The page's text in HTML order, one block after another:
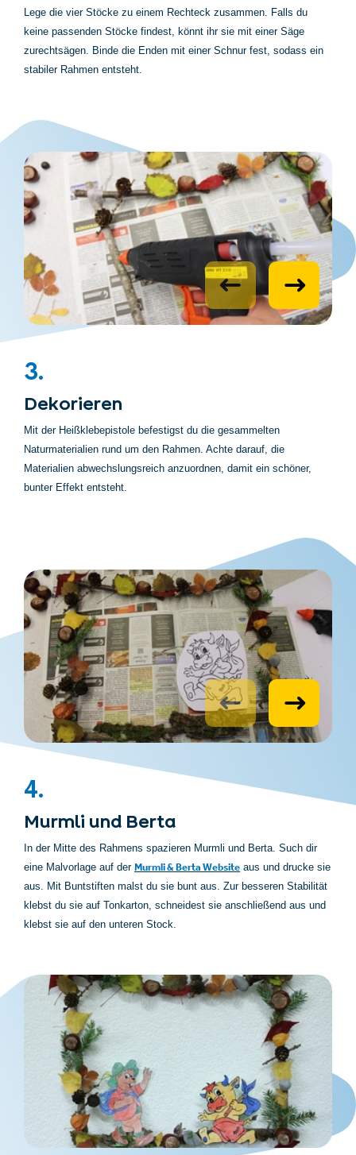
Lege die vier Stöcke zu einem Rechteck zusammen. Falls du
keine passenden Stöcke findest, könnt ihr sie mit einer Säge
zurechtsägen. Binde die Enden mit einer Schnur fest, sodass ein
stabiler Rahmen entsteht.
3.
Dekorieren
Mit der Heißklebepistole befestigst du die gesammelten
Naturmaterialien rund um den Rahmen. Achte darauf, die
Materialien abwechslungsreich anzuordnen, damit ein schöner,
bunter Effekt entsteht.
4.
Murmli und Berta
In der Mitte des Rahmens spazieren Murmli und Berta. Such dir
eine Malvorlage auf der Murmli & Berta Website aus und drucke sie
aus. Mit Buntstiften malst du sie bunt aus. Zur besseren Stabilität
klebst du sie auf Tonkarton, schneidest sie anschließend aus und
klebst sie auf den unteren Stock.